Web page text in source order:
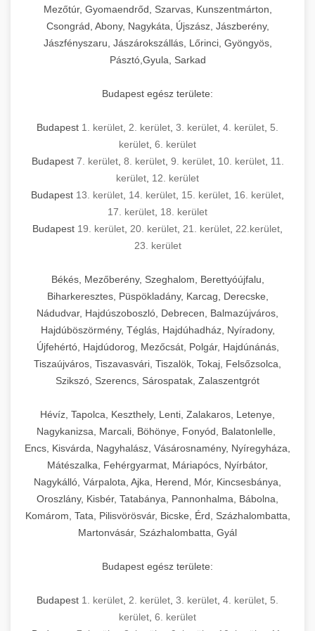
Mezőtúr, Gyomaendrőd, Szarvas, Kunszentmárton,
Csongrád, Abony, Nagykáta, Újszász, Jászberény,
Jászfényszaru, Jászárokszállás, Lőrinci, Gyöngyös,
Pásztó,Gyula, Sarkad
Budapest egész területe:
Budapest 1. kerület 2. kerület 3. kerület 4. kerület 5.
kerület 6. kerület
Budapest 7. kerület, 8. kerület, 9. kerület, 10. kerület, 11.
kerület 12. kerület
Budapest 13. kerület 14. kerület 15. kerület 16. kerület
17. kerület 18. kerület
Budapest 19. kerület 20. kerület 21. kerület 22.kerület
23. kerület
Békés, Mezőberény, Szeghalom, Berettyóújfalu,
Biharkeresztes, Püspökladány, Karcag, Derecske,
Nádudvar, Hajdúszoboszló, Debrecen, Balmazújváros,
Hajdúböszörmény, Téglás, Hajdúhadház, Nyíradony,
Újfehértó, Hajdúdorog, Mezőcsát, Polgár, Hajdúnánás,
Tiszaújváros, Tiszavasvári, Tiszalök, Tokaj, Felsőzsolca,
Szikszó, Szerencs, Sárospatak, Zalaszentgrót
Hévíz, Tapolca, Keszthely, Lenti, Zalakaros, Letenye,
Nagykanizsa, Marcali, Böhönye, Fonyód, Balatonlelle,
Encs, Kisvárda, Nagyhalász, Vásárosnamény, Nyíregyháza,
Mátészalka, Fehérgyarmat, Máriapócs, Nyírbátor,
Nagykálló, Várpalota, Ajka, Herend, Mór, Kincsesbánya,
Oroszlány, Kisbér, Tatabánya, Pannonhalma, Bábolna,
Komárom, Tata, Pilisvörösvár, Bicske, Érd, Százhalombatta,
Martonvásár, Százhalombatta, Gyál
Budapest egész területe:
Budapest 1. kerület 2. kerület 3. kerület 4. kerület 5.
kerület 6. kerület